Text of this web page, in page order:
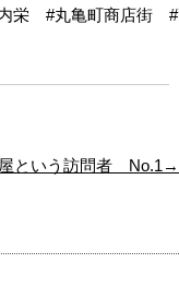
栄　#丸亀町商店街　
という訪問者 No.1→